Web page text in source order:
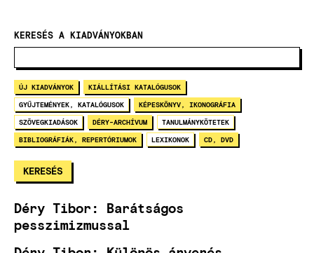
KERESÉS A KIADVÁNYOKBAN
ÚJ KIADVÁNYOK KIÁLLÍTÁSI KATALÓGUSOK
GYŰJTEMÉNYEK, KATALÓGUSOK KÉPESKÖNYV, IKONOGRÁFIA
SZÖVEGKIADÁSOK DÉRY-ARCHÍVUM TANULMÁNYKÖTETEK
BIBLIOGRÁFIÁK, REPERTÓRIUMOK LEXIKONOK CD, DVD
Déry Tibor: Barátságos
pesszimizmussal